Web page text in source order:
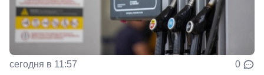
сегодня в 11:57 0